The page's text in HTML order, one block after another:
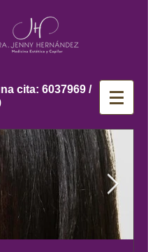
cita: 6037969 /